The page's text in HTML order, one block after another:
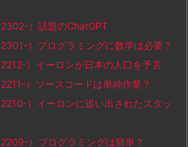
）話題のChatGPT
）プログラミングに数学は必要？
）イーロンが日本の人口を予言
）ソースコードは単純作業？
）イーロンに追い出されたスタッ
）プログラミングは簡単？